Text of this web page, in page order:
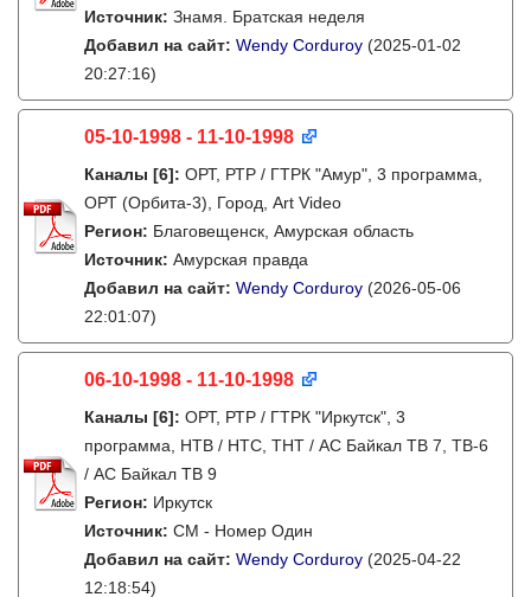
Источник: Знамя. Братская неделя
Добавил на сайт: Wendy Corduroy (2025-01-02
20:27:16)
05-10-1998 - 11-10-1998
Каналы [6]: ОРТ, РТР / ГТРК "Амур", 3 программа,
ОРТ (Орбита-3), Город, Art Video
Регион: Благовещенск, Амурская область
Источник: Амурская правда
Добавил на сайт: Wendy Corduroy (2026-05-06
22:01:07)
06-10-1998 - 11-10-1998
Каналы [6]: ОРТ, РТР / ГТРК "Иркутск", 3
программа, НТВ / НТС, ТНТ / АС Байкал ТВ 7, ТВ-6
/ АС Байкал ТВ 9
Регион: Иркутск
Источник: СМ - Номер Один
Добавил на сайт: Wendy Corduroy (2025-04-22
12:18:54)